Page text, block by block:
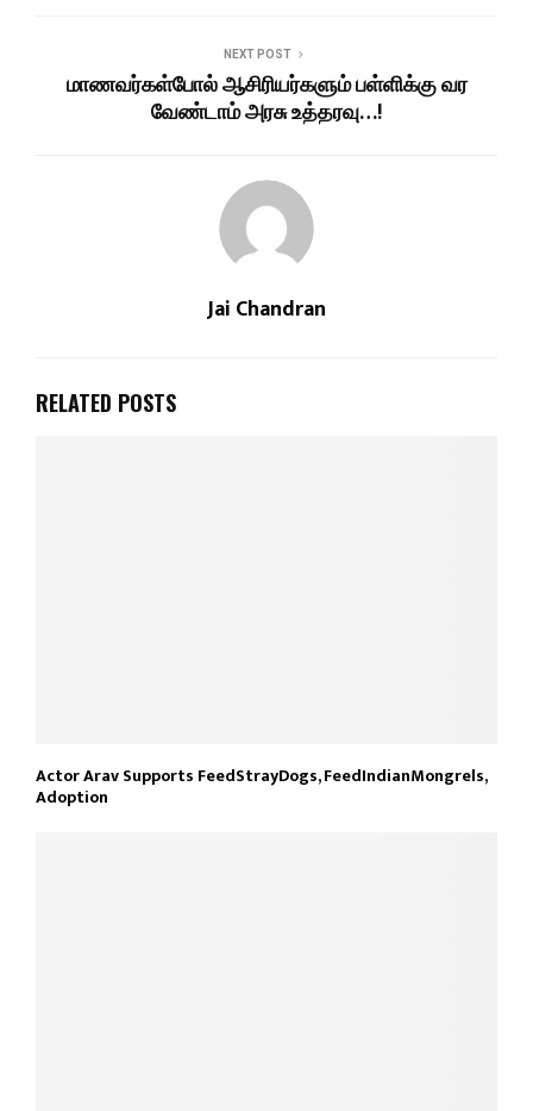
NEXT POST
மாணவர்கள்போல் ஆசிரியர்களும் பள்ளிக்கு வர
வேண்டாம் அரசு உத்தரவு…!
Jai Chandran
RELATED POSTS
Actor Arav Supports FeedStrayDogs, FeedIndianMongrels,
Adoption